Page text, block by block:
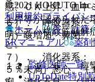
６）． 呼吸器系：
明）咳増加、鼻閉。
７）． 消化器系：
５％未満）悪心、（
感、ＣＫ上昇、血中
上昇等が認められた
うこと。横紋筋融解
と。
１１．１．５． 痙
© 2021 HOKUTO Inc.
利用規約プライバシ
ホーム
表・計算
ERマニュアル
薬剤
監修医師一覧
UpToDate特別